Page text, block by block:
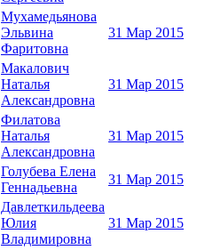
Мухамедьянова
Эльвина
Фаритовна
31 Мар 2015
Макалович
Наталья
Александровна
31 Мар 2015
Филатова
Наталья
Александровна
31 Мар 2015
Голубева Елена
Геннадьевна
31 Мар 2015
Давлеткильдеева
Юлия
Владимировна
31 Мар 2015